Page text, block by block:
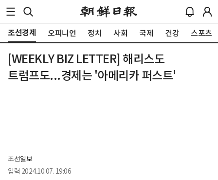
조선경제 오피니언 정치 사회 국제 건강 스포츠
[WEEKLY BIZ LETTER] 해리스도
트럼프도...경제는 '아메리카 퍼스트'
조선일보
입력 2024.10.07. 19:06